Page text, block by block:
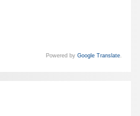
Powered by Google Translate.